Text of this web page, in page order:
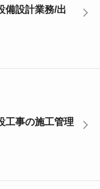
備設計業務/出
工事の施工管理